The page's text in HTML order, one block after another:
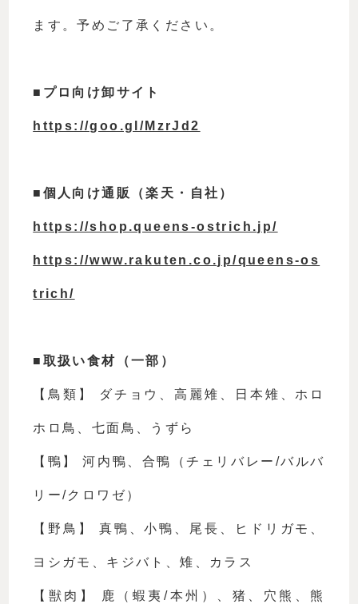
ます。予めご了承ください。
■プロ向け卸サイト
https://goo.gl/MzrJd2
■個人向け通販（楽天・自社）
https://shop.queens-ostrich.jp/
https://www.rakuten.co.jp/queens-os
trich/
■ 取扱い食材（一部）
【鳥類】 ダチョウ、高麗雉、日本雉、ホロ
ホロ鳥、七面鳥、うずら
【鴨】 河内鴨、合鴨（チェリバレー/バルバ
リー/クロワゼ）
【野鳥】 真鴨、小鴨、尾長、ヒドリガモ、
ヨシガモ、キジバト、雉、カラス
【獣肉】 鹿（蝦夷/本州）、猪、穴熊、熊